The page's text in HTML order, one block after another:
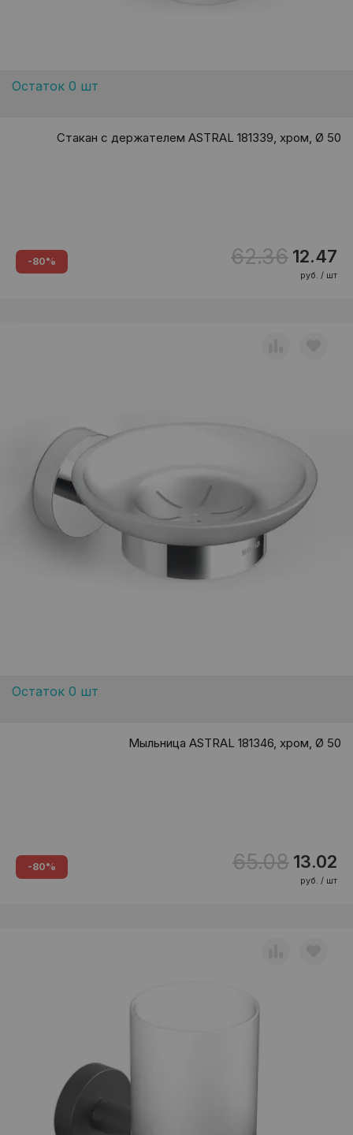
Остаток 0 шт
Стакан с держателем ASTRAL 181339, хром, Ø 50
-80% 62.36 12.47
руб. / шт
Остаток 0 шт
Мыльница ASTRAL 181346, хром, Ø 50
-80% 65.08 13.02
руб. / шт